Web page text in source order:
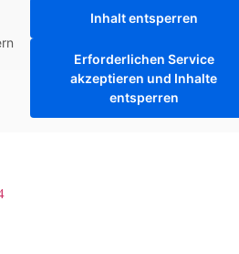
Inhalt entsperren
Erforderlichen Service
akzeptieren und Inhalte
entsperren